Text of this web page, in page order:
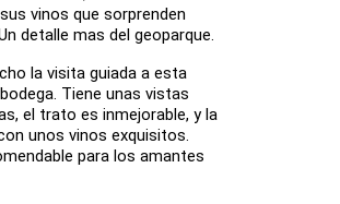
vinos que sorprenden
detalle mas del geoparque.
la visita guiada a esta
Tiene unas vistas
el trato es inmejorable, y la
unos vinos exquisitos.
para los amantes